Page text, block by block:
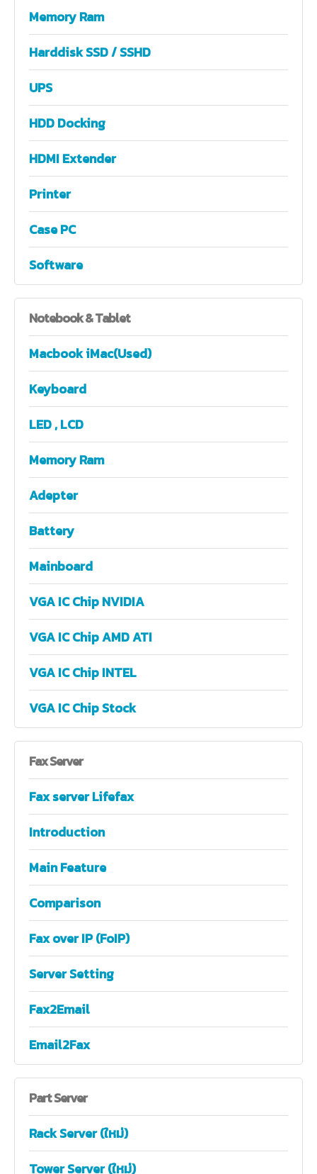
Memory Ram
Harddisk SSD / SSHD
UPS
HDD Docking
HDMI Extender
Printer
Case PC
Software
Notebook& Tablet
Macbook iMac(Used)
Keyboard
LED , LCD
Memory Ram
Adepter
Battery
Mainboard
VGA IC Chip NVIDIA
VGA IC Chip AMD ATI
VGA IC Chip INTEL
VGA IC Chip Stock
FaxServer
Fax server Lifefax
Introduction
Main Feature
Comparison
Fax over IP (FoIP)
Server Setting
Fax2Email
Email2Fax
PartServer
Rack Server (ใหม่)
Tower Server (ใหม่)